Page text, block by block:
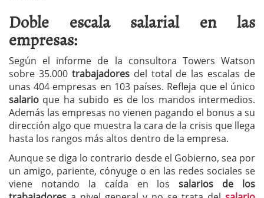
Doble escala salarial en las
empresas:
Según el informe de la consultora Towers Watson
sobre 35.000 trabajadoresdel total de las escalas de
unas 404 empresas en 103 países. Refleja que el único
salario que ha subido es de los mandos intermedios.
Además las empresas no vienen pagando el bonus a su
dirección algo que muestra la cara de la crisis que llega
hasta los rangos más altos dentro de la empresa.
Aunque se diga lo contrario desde el Gobierno, sea por
un amigo, pariente, cónyuge o en las redes sociales se
viene notando la caída en lossalarios de los